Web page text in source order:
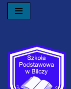
treści